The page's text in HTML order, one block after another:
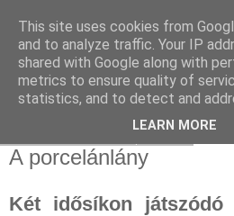
A porcelánlány
Két idősíkon játszódó
This site uses cookies from
and to analyze traffic. Your IP
shared with Google along with
metrics to ensure quality of
statistics, and to detect and
LEARN MORE